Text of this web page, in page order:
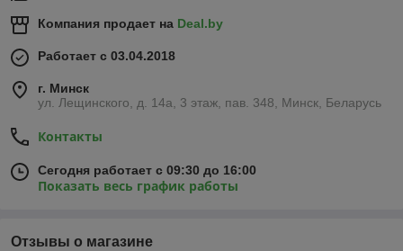
Компания продает на Deal.by
Работает с 03.04.2018
г. Минск
ул. Лещинского, д. 14а, 3 этаж, пав. 348, Минск, Беларусь
Контакты
Сегодня работает с 09:30 до 16:00
Показать весь график работы
Отзывы о магазине